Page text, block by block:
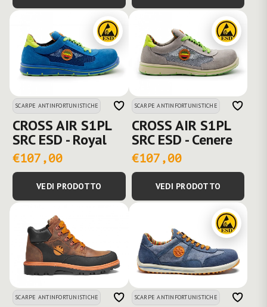
SCARPE ANTINFORTUNISTICHE
CROSS AIR S1PL
SRC ESD - Royal
€107,00
VEDI PRODOTTO
SCARPE ANTINFORTUNISTICHE
CROSS AIR S1PL
SRC ESD - Cenere
€107,00
VEDI PRODOTTO
SCARPE ANTINFORTUNISTICHE SCARPE ANTINFORTUNISTICHE